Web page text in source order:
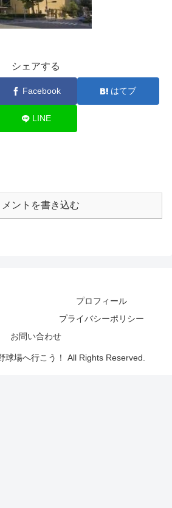
シェアする
Facebook はてブ
LINE
メントを書き込む
プロフィール
プライバシーポリシー
お問い合わせ
場へ行こう！ All Rights Reserved.